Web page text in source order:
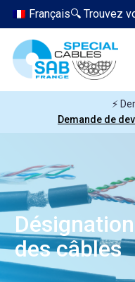
🔍 Trouvez
Français
⚡
des câbles